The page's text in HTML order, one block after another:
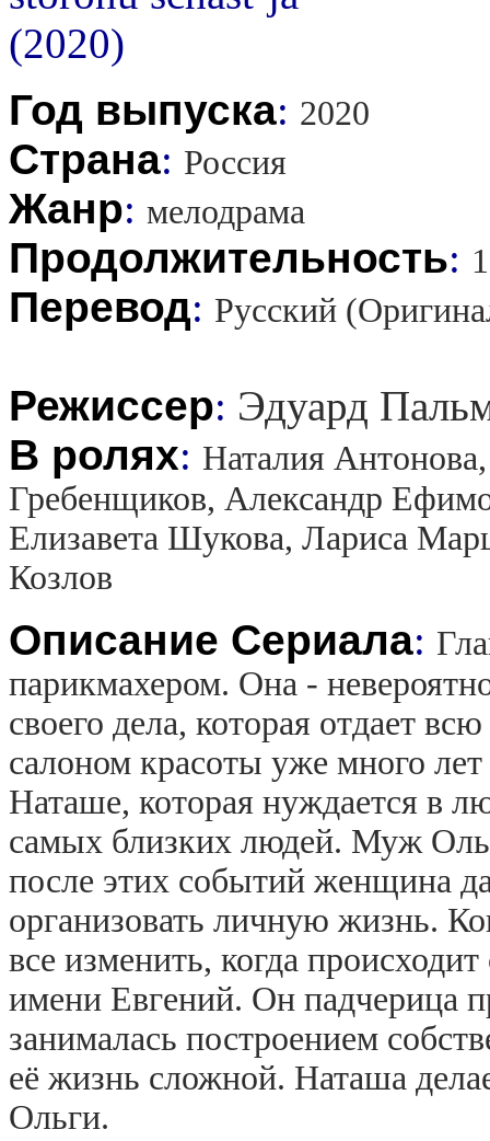
Год выпуска: 2020
Страна: Россия
Жанр: мелодрама
Продолжительность:
Перевод: Русский
Режиссер: Эдуард
В ролях: Наталия
Гребенщиков, Александр
Елизавета Шукова, Лариса
Козлов
Описание Сериала:
парикмахером. Она -
своего дела, которая отдает
салоном красоты уже много
Наташе, которая нуждается в
самых близких людей. Муж
после этих событий женщина
организовать личную жизнь.
все изменить, когда
имени Евгений. Он падчерица
занималась построением
её жизнь сложной. Наташа
Ольги.